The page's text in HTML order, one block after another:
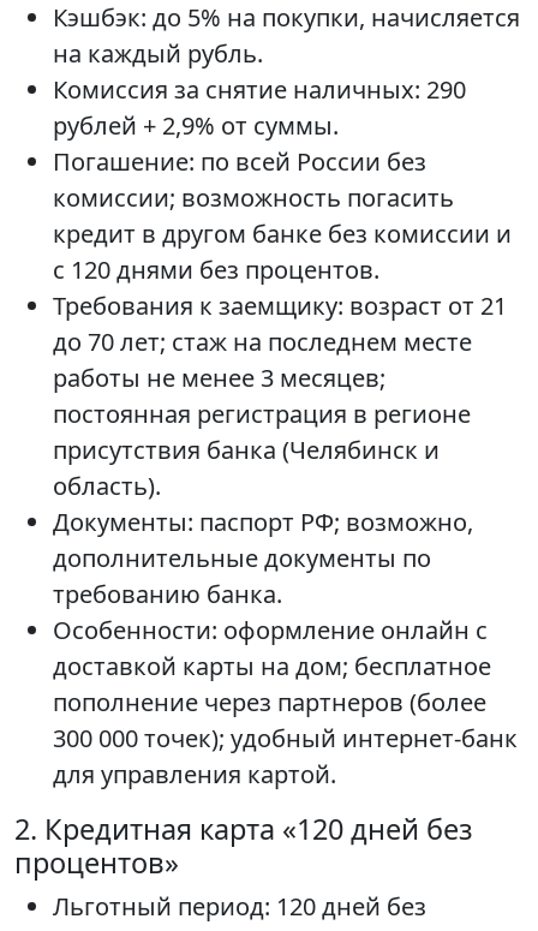
Кэшбэк: до 5% на покупки, начисляется
на каждый рубль.
Комиссия за снятие наличных: 290
рублей + 2,9% от суммы.
Погашение: по всей России без
комиссии; возможность погасить
кредит в другом банке без комиссии и
с 120 днями без процентов.
Требования к заемщику: возраст от 21
до 70 лет; стаж на последнем месте
работы не менее 3 месяцев;
постоянная регистрация в регионе
присутствия банка (Челябинск и
область).
Документы: паспорт РФ; возможно,
дополнительные документы по
требованию банка.
Особенности: оформление онлайн с
доставкой карты на дом; бесплатное
пополнение через партнеров (более
300 000 точек); удобный интернет-банк
для управления картой.
2. Кредитная карта «120 дней без
процентов»
Льготный период: 120 дней без